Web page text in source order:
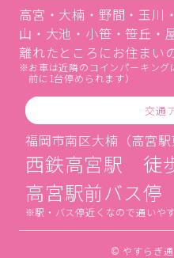
高宮・大楠・野間・玉川
山・大池・小笹・笹丘・
離れたところにお住まい
お車は近隣のコインパーキン
前に1台停められます）
交通
福岡市南区大楠（高宮駅
西鉄高宮駅 徒
高宮駅前バス
駅・バス停近くなので通いやす
© やすらぎ